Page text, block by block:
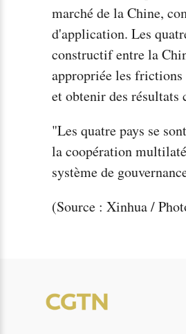
marché de la Chine,
d'application. Les
constructif entre la
appropriée les frictions
et obtenir des résultats
"Les quatre pays se
la coopération
système de
(Source : Xinhua /